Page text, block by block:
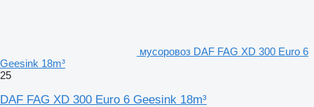
мусоровоз DAF FAG XD 300 Euro 6
Geesink 18m³
25
DAF FAG XD 300 Euro 6 Geesink 18m³